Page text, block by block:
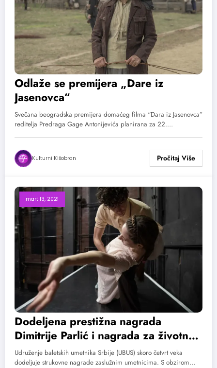
Odlaže se premijera „Dare iz
Jasenovca“
Svečana beogradska premijera domaćeg filma “Dara iz Jasenovca”
reditelja Predraga Gage Antonijevića planirana za 22.…
Kulturni Kišobran
mart 13, 2021
Dodeljena prestižna nagrada
Dimitrije Parlić i nagrada za životno
delo
Udruženje baletskih umetnika Srbije (UBUS) skoro četvrt veka
dodeljuje strukovne nagrade zaslužnim umetnicima. S obzirom…